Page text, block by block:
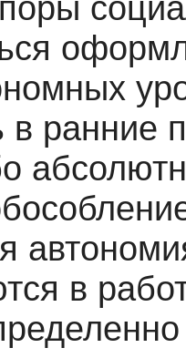
в ранние
в